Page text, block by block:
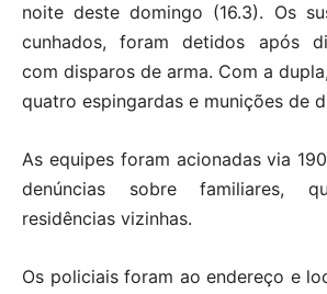
noite deste domingo (16.3). Os
cunhados, foram detidos após
com disparos de arma. Com a
quatro espingardas e munições de
As equipes foram acionadas via
denúncias sobre familiares,
residências vizinhas.
Os policiais foram ao endereço e